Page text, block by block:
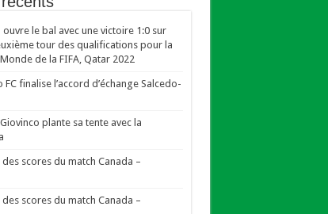
ouvre le bal avec une victoire 1:0 sur
tour des qualifications pour la
de la FIFA, Qatar 2022
FC finalise l’accord d’échange Salcedo-
plante sa tente avec la
scores du match Canada –
scores du match Canada –